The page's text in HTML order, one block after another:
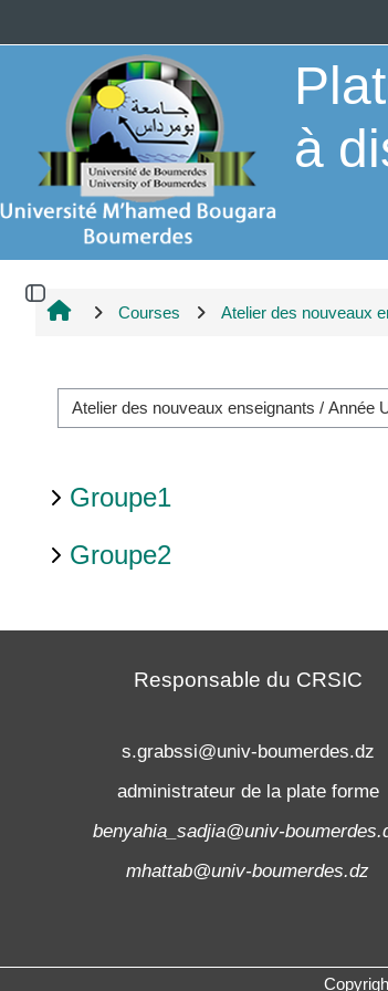
à
Open block drawer
Courses
Atelier des nouveaux
Groupe1
Groupe2
Responsable du CRSIC
s.grabssi@univ-boumerdes.dz
administrateur de la plate forme
benyahia_sadjia@univ-
mhattab@univ-boumerdes.dz